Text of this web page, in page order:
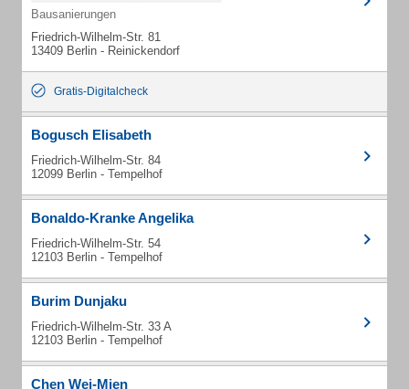
Bausanierungen
Friedrich-Wilhelm-Str. 81
13409 Berlin - Reinickendorf
Gratis-Digitalcheck
Bogusch Elisabeth
Friedrich-Wilhelm-Str. 84
12099 Berlin - Tempelhof
Bonaldo-Kranke Angelika
Friedrich-Wilhelm-Str. 54
12103 Berlin - Tempelhof
Burim Dunjaku
Friedrich-Wilhelm-Str. 33 A
12103 Berlin - Tempelhof
Chen Wei-Mien